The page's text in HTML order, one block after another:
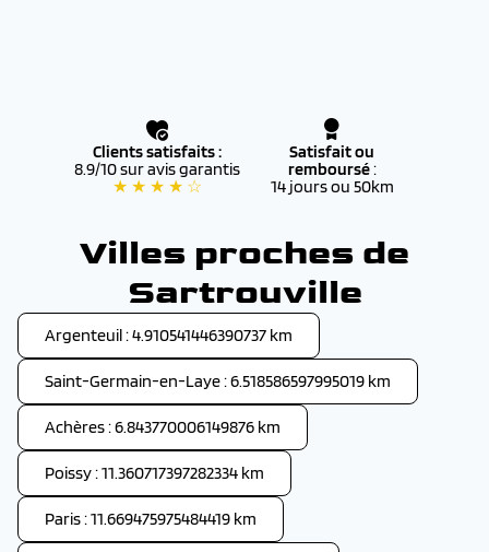
Clients satisfaits :
8.9/10 sur avis garantis
★ ★ ★ ★ ☆
Satisfait ou
remboursé:
14 jours ou 50km
Villes proches de
Sartrouville
Argenteuil : 4.910541446390737 km
Saint-Germain-en-Laye : 6.518586597995019 km
Achères : 6.843770006149876 km
Poissy : 11.360717397282334 km
Paris : 11.669475975484419 km